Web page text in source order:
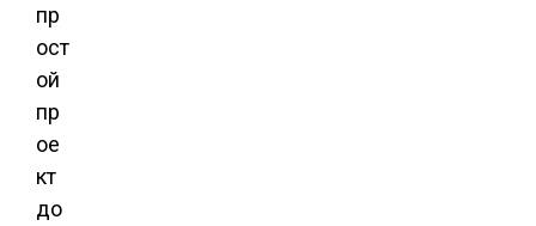
пр
ост
ой
пр
ое
кт
до